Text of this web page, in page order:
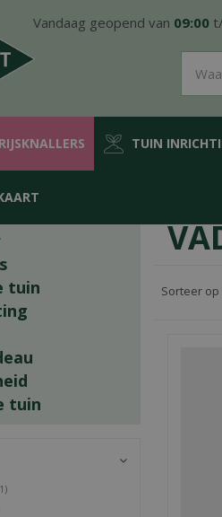
Vandaag geopend van 09:00
TUIN
Sorteer op
tuin
tuin